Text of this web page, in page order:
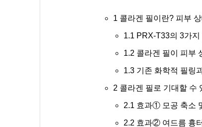
1 콜라겐 필이란? 피부
1.1 PRX-T33의 3가
1.2 콜라겐 필이 피부
1.3기존 화학적 필링
2 콜라겐 필로 기대할 수
2.1 효과① 모공 축소
2.2 효과② 여드름 흉